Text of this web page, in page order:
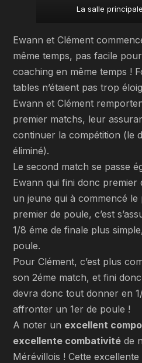
La salle
Ewann et Clément
même temps, pas facile
coaching en même temps !
tables n’étaient pas trop
Ewann et Clément
premier matchs, leur
continuer la compétition (le
éliminé).
Le second match se passe
Ewann qui fini donc
un jeune qui à commencé le
premier de poule, c’est
1/8 éme de finale plus
poule.
Pour Clément, c’est plus
son 2éme match, et fini
devra donc tout donner en
affronter un 1er de poule !
A noter un excellent
excellente combativité de
Mérévillois ! Cette